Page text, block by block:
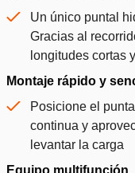
Un único puntal
Gracias al
longitudes cortas
Montaje rápido y
Posicione el
continua y
levantar la carga
Equipo multifunción